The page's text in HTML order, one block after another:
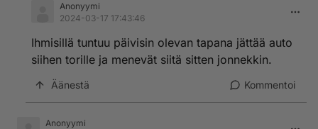
Anonyymi
2024-03-17 17:43:46
Ihmisillä tuntuu päivisin olevan tapana jättää auto
siihen torille ja menevät siitä sitten jonnekkin.
Äänestä Kommentoi
Anonyymi